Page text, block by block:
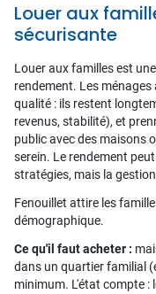
Louer aux
sécurisante
Louer aux familles est
rendement. Les
qualité : ils restent
revenus, stabilité), et
public avec des maisons
serein. Le rendement
stratégies, mais la
Fenouillet attire les
démographique.
Ce qu'il faut acheter :
dans un quartier familial
minimum. L'état compte :